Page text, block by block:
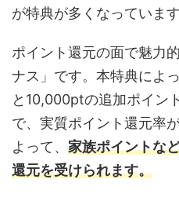
が特典が多くなっています
ポイント還元の面で魅力
ナス」です。本特典によ
と10,000ptの追加ポイン
で、実質ポイント還元率
よって、 家族ポイントな
還元を受けられます。